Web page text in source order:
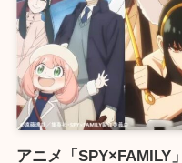
アニメ「SPY×FAMILY